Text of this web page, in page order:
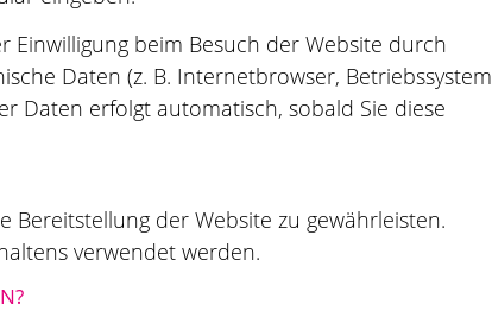
beim Besuch der Website durch
Daten (z. B. Internetbrowser, Betriebssystem
Daten erfolgt automatisch, sobald Sie diese
der Website zu gewährleisten.
verwendet werden.